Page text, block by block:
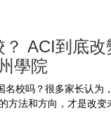
ACI到底
學院
名校吗？很多家长认为
方法和方向，才是改变